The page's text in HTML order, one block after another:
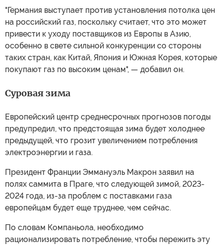
"Германия выступает против установления потолка цен
на российский газ, поскольку считает, что это может
привести к уходу поставщиков из Европы в Азию,
особенно в свете сильной конкуренции со стороны
таких стран, как Китай, Япония и Южная Корея, которые
покупают газ по высоким ценам", — добавил он.
Суровая зима
Европейский центр среднесрочных прогнозов погоды
предупредил, что предстоящая зима будет холоднее
предыдущей, что грозит увеличением потребления
электроэнергии и газа.
Президент Франции Эммануэль Макрон заявил на
полях саммита в Праге, что следующей зимой, 2023-
2024 года, из-за проблем с поставками газа
европейцам будет еще труднее, чем сейчас.
По словам Компаньола, необходимо
рационализировать потребление, чтобы пережить эту